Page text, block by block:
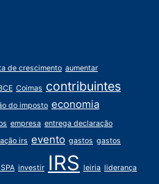
de crescimento aumentar
Coimas contribuintes
do imposto economia
empresa entrega declaração
irs evento gastos gastos
investir IRS leiria liderança